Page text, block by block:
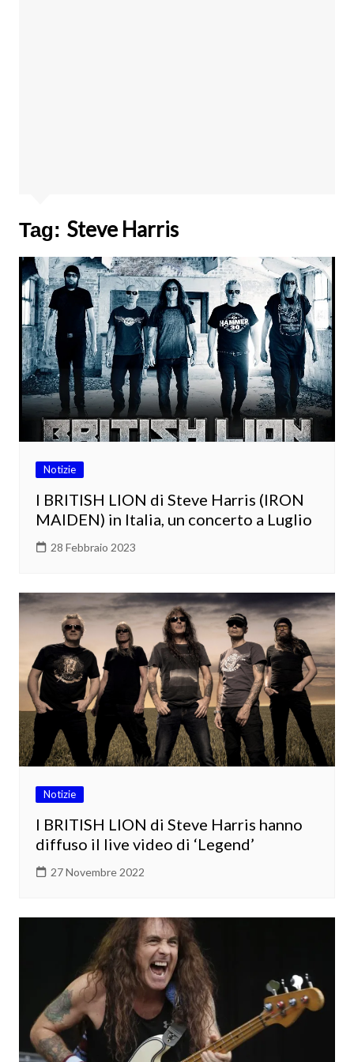
Tag: Steve Harris
Notizie
I BRITISH LION di Steve Harris (IRON
MAIDEN) in Italia, un concerto a Luglio
28 Febbraio 2023
Notizie
I BRITISH LION di Steve Harris hanno
diffuso il live video di ‘Legend’
27 Novembre 2022